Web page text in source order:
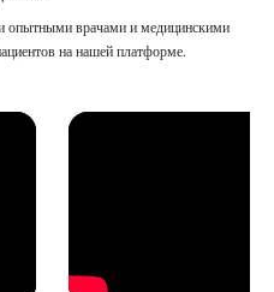
врачами и медицинскими
на нашей платформе.